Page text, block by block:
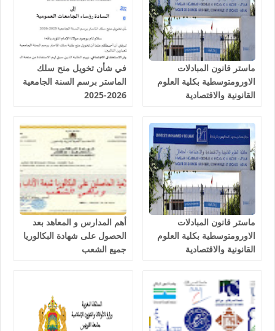
ماستر قانون المبادلات
الاورومتوسطية بكلية العلوم
القانونية والاقتصادية
2026-2027
في شأن تخويل منح سلك
الماستر برسم السنة الجامعية
2026-2025
ماستر قانون المبادلات
الاورومتوسطية بكلية العلوم
القانونية والاقتصادية
أهم المدارس و المعاهد بعد
الحصول على شهادة البكالوريا
جميع الشعب